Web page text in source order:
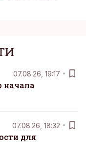
07.08.26, 19:17
начала
07.08.26, 18:32
для